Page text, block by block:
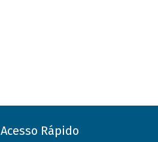
Acesso Rápido